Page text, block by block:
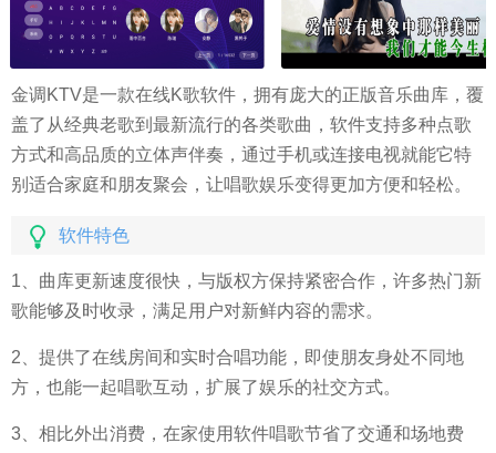
金调KTV是一款在线K歌软件，拥有庞大的正版音乐曲库，覆
盖了从经典老歌到最新流行的各类歌曲，软件支持多种点歌
方式和高品质的立体声伴奏，通过手机或连接电视就能它特
别适合家庭和朋友聚会，让唱歌娱乐变得更加方便和轻松。
软件特色
1、曲库更新速度很快，与版权方保持紧密合作，许多热门新
歌能够及时收录，满足用户对新鲜内容的需求。
2、提供了在线房间和实时合唱功能，即使朋友身处不同地
方，也能一起唱歌互动，扩展了娱乐的社交方式。
3、相比外出消费，在家使用软件唱歌节省了交通和场地费